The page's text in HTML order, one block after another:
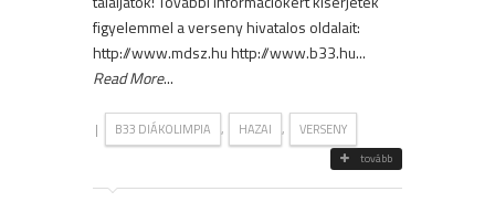
figyelemmel a verseny hivatalos oldalait:
http://www.mdsz.hu http://www.b33.hu...
Read More...
| B33 DIÁKOLIMPIA , HAZAI , VERSENY
tovább